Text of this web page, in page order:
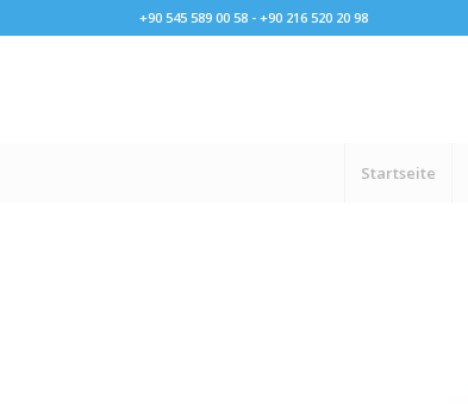
+90 545 589 00 58 - +90 216 520 20 98
Startseite